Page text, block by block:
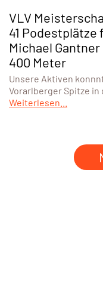
VLV
41 Podestplätze
Michael
400 Meter
Unsere Aktiven
Vorarlberger Spitze
Weiterlesen...